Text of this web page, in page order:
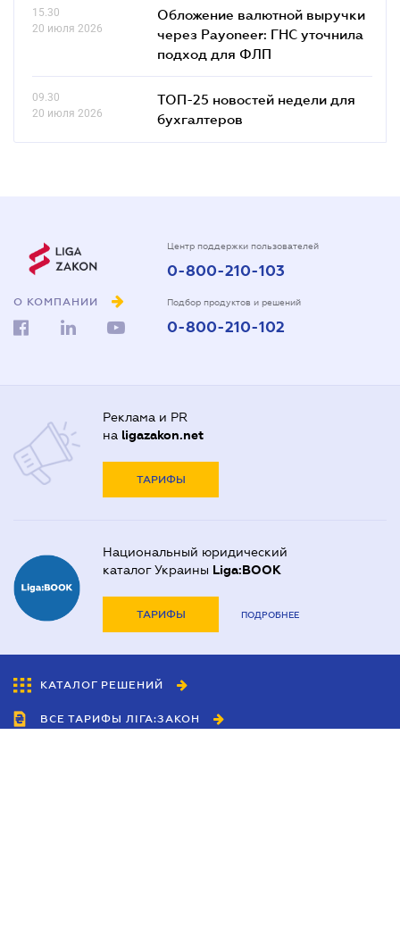
15.30
20 июля 2026
Обложение валютной выручки
через Payoneer: ГНС уточнила
подход для ФЛП
09.30
20 июля 2026
ТОП-25 новостей недели для
бухгалтеров
О КОМПАНИИ
Центр поддержки пользователей
0-800-210-103
Подбор продуктов и решений
0-800-210-102
Реклама и PR
на ligazakon.net
ТАРИФЫ
Национальный юридический
каталог Украины Liga:BOOK
ТАРИФЫ ПОДРОБНЕЕ
КАТАЛОГ РЕШЕНИЙ
ВСЕ ТАРИФЫ ЛІГА:ЗАКОН